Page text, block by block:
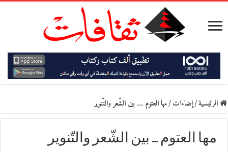
الرئيسية/إضاءات/مها العتوم … بين الشّعر والتّنوير
مها العتوم … بين الشّعر والتّنوير